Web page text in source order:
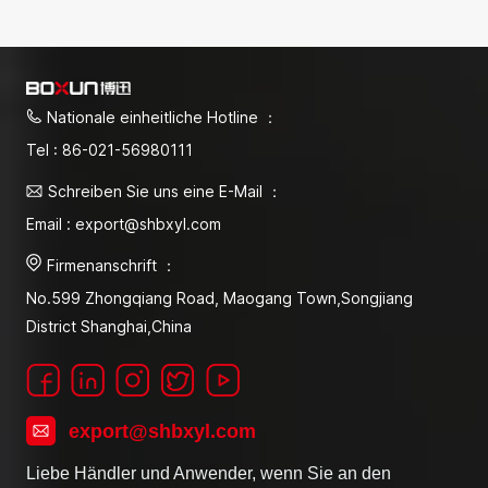
Nationale einheitliche Hotline ：
Tel : 86-021-56980111
Schreiben Sie uns eine E-Mail ：
Email : export@shbxyl.com
Firmenanschrift ：
No.599 Zhongqiang Road, Maogang Town,Songjiang
District Shanghai,China
export@shbxyl.com
Liebe Händler und Anwender, wenn Sie an den